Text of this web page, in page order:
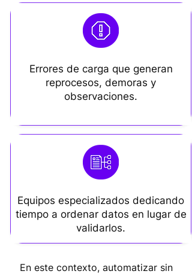
Errores de carga que generan
reprocesos, demoras y
observaciones.
Equipos especializados dedicando
tiempo a ordenar datos en lugar de
validarlos.
En este contexto, automatizar sin